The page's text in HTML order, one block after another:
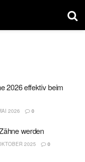
2026 effektiv beim
2026 0
werden
2025 0